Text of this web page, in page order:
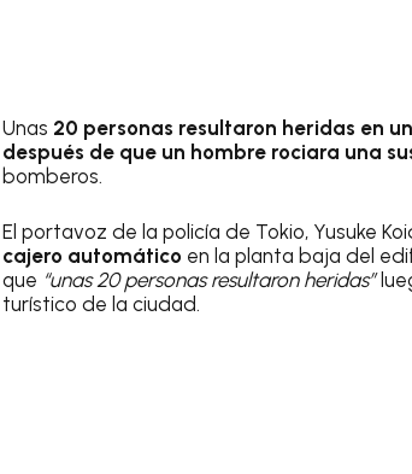
Unas 20 personas resultaron heridas en
después de que un hombre rociara una
bomberos.
El portavoz de la policía de Tokio, Yusuke
cajero automático en la planta baja del
que “unas 20 personas resultaron heridas”
turístico de la ciudad.